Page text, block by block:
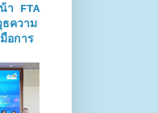
า FTA
ความ
อการ